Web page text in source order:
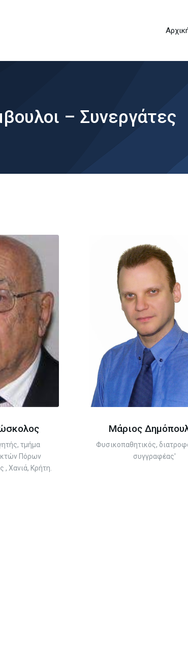
– Συνεργάτες
τµήµα
Πόρων
, Χανιά, Κρήτη.
Μάριος
Φυσικοπαθητικός,
συγγραφέας'